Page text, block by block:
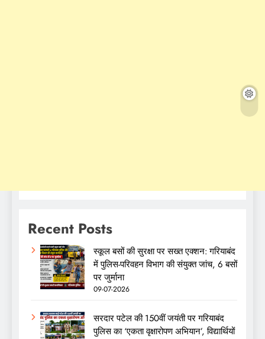
Recent Posts
स्कूल बसों की सुरक्षा पर सख्त एक्शन: गरियाबंद
में पुलिस-परिवहन विभाग की संयुक्त जांच, 6 बसों
पर जुर्माना
09-07-2026
सरदार पटेल की 150वीं जयंती पर गरियाबंद
पुलिस का ‘एकता वृक्षारोपण अभियान’, विद्यार्थियों